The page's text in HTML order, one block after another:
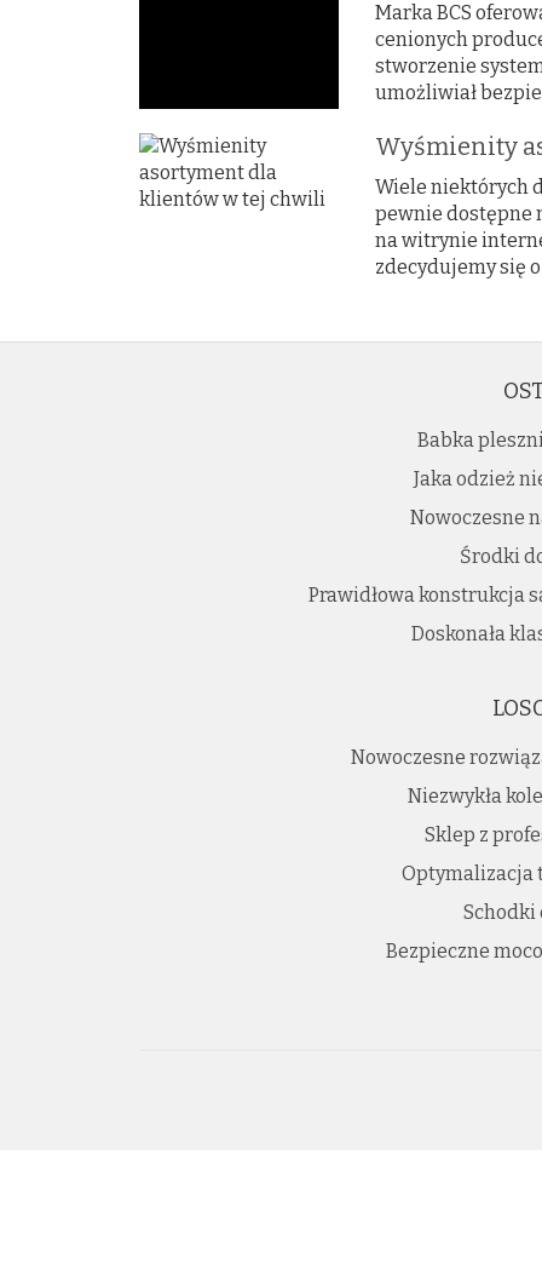
Marka BCS
cenionych
stworzenie
umożliwiał
Wyśmienity
Wiele niektórych
pewnie dostępne
na witrynie
zdecydujemy się
Babka
Jaka odzież
Nowoczesne
Środki
Prawidłowa konstrukcja
Doskonała
Nowoczesne
Niezwykła
Sklep z
Optymalizacja
Schodki
Bezpieczne